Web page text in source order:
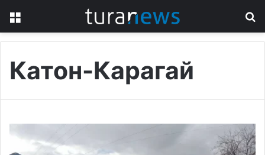
Катон-Карагай